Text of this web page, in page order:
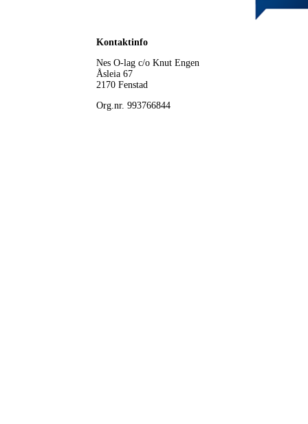
Kontaktinfo
Nes O-lag c/o Knut Engen
Åsleia 67
2170 Fenstad
Org.nr. 993766844